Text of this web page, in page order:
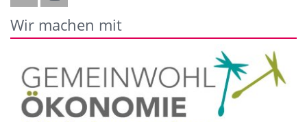
Wir machen mit